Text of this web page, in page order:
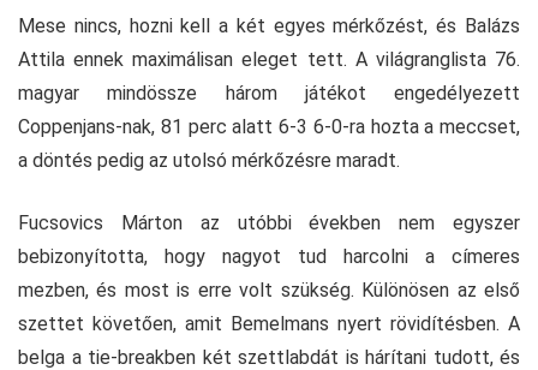
Mese nincs, hozni kell a két egyes mérkőzést, és Balázs
Attila ennek maximálisan eleget tett. A világranglista 76.
magyar mindössze három játékot engedélyezett
Coppenjans-nak, 81 perc alatt 6-3 6-0-ra hozta a meccset,
a döntés pedig az utolsó mérkőzésre maradt.
Fucsovics Márton az utóbbi években nem egyszer
bebizonyította, hogy nagyot tud harcolni a címeres
mezben, és most is erre volt szükség. Különösen az első
szettet követően, amit Bemelmans nyert rövidítésben. A
belga a tie-breakben két szettlabdát is hárítani tudott, és